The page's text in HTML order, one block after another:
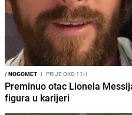
/NOGOMET I PRIJE OKO 11H
Preminuo otac Lionela
figura u karijeri